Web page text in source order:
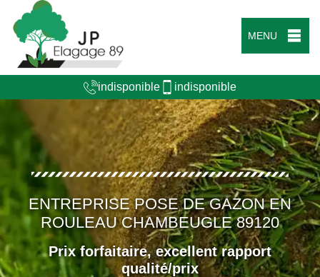
MENU
indisponible indisponible
ENTREPRISE POSE DE GAZON EN
ROULEAU CHAMBEUGLE 89120
Prix forfaitaire, excellent rapport
qualité/prix